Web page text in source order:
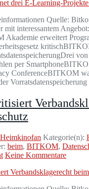
Quelle:
mit interessantem
Akademie erweitert
per
ConferenceBITKOM
Vorratsdatenspeicherung
Heimkinofan Kategorie(n):
beim, BITKOM,
Keine Kommentare